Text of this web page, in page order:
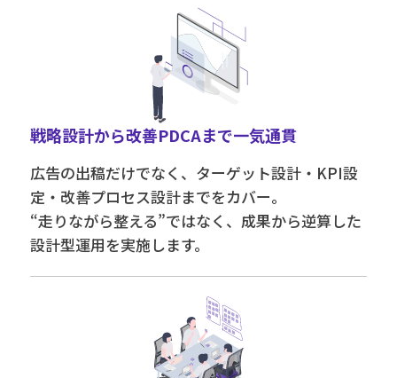
戦略設計から改善PDCAまで一気通貫
広告の出稿だけでなく、ターゲット設計・KPI設
定・改善プロセス設計までをカバー。
“走りながら整える”ではなく、成果から逆算した
設計型運用を実施します。